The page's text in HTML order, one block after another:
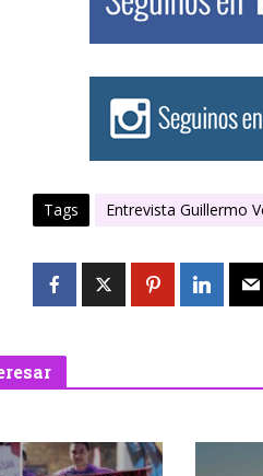
Tags Entrevista Guillermo